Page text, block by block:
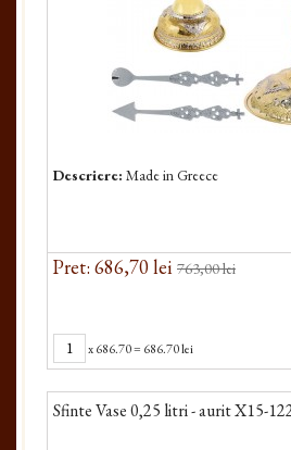
Descriere: Made in Greece
Pret: 686,70 lei 763,00 lei
x686.70= 686.70 lei
Sfinte Vase 0,25 litri - aurit X15-